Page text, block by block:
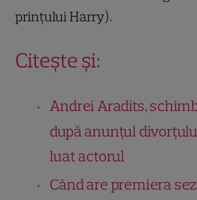
prințului Harry).
Citește și:
Andrei Aradits,
după anunțul
luat actorul
Când are premiera